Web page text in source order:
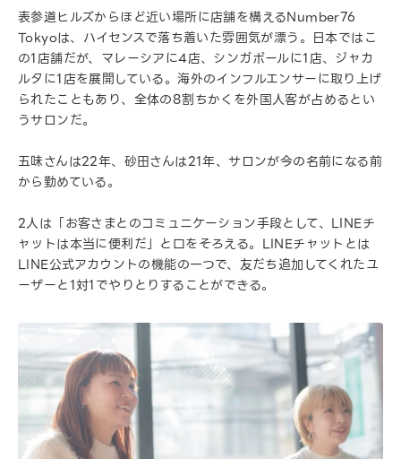
表参道ヒルズからほど近い場所に店舗を構えるNumber76
Tokyoは、ハイセンスで落ち着いた雰囲気が漂う。日本ではこ
の1店舗だが、マレーシアに4店、シンガポールに1店、ジャカ
ルタに1店を展開している。海外のインフルエンサーに取り上げ
られたこともあり、全体の8割ちかくを外国人客が占めるとい
うサロンだ。
五味さんは22年、砂田さんは21年、サロンが今の名前になる前
から勤めている。
2人は「お客さまとのコミュニケーション手段として、LINEチ
ャットは本当に便利だ」と口をそろえる。LINEチャットとは
LINE公式アカウントの機能の一つで、友だち追加してくれたユ
ーザーと1対1でやりとりすることができる。